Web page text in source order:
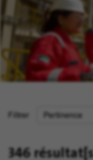
Filtrer
Critère
346